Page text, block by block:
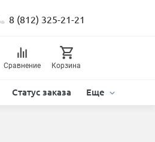
8 (812) 325-21-21
Сравнение Корзина
Статус заказа Еще